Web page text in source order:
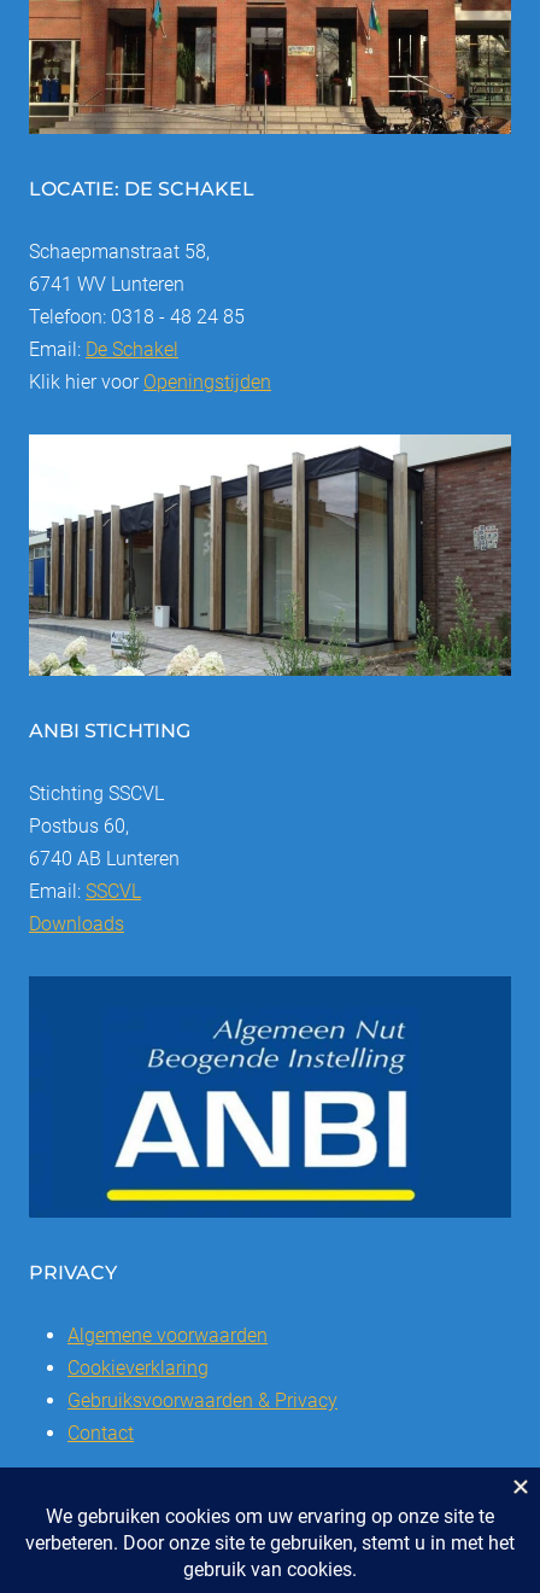
i
n
e
n
g
LOCATIE: DE SCHAKEL
Schaepmanstraat 58,
6741 WV Lunteren
Telefoon: 0318 - 48 24 85
Email: De Schakel
Klik hier voor Openingstijden
ANBI STICHTING
Stichting SSCVL
Postbus 60,
6740 AB Lunteren
Email: SSCVL
Downloads
PRIVACY
Algemene voorwaarden
Cookieverklaring
Gebruiksvoorwaarden & Privacy
Contact
© 2026 | Stichting SSCVL | Dorpshuis Het Westhoffhuis: Dorpsstraat